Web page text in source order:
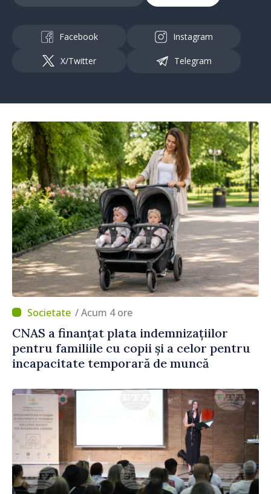
Facebook Instagram
X/Twitter Telegram
/ Acum 4 ore
CNAS a finanțat plata indemnizațiilor
pentru familiile cu copii și a celor pentru
incapacitate temporară de muncă